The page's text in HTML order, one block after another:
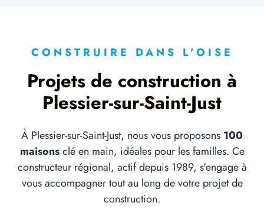
CONSTRUIRE DANS L'OISE
Projets de construction à
Plessier-sur-Saint-Just
À Plessier-sur-Saint-Just, nous vous proposons 100
maisonsclé en main, idéales pour les familles. Ce
constructeur régional, actif depuis 1989, s'engage à
vous accompagner tout au long de votre projet de
construction.